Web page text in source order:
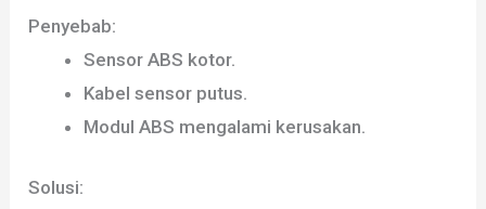
Penyebab:
Sensor ABS kotor.
Kabel sensor putus.
Modul ABS mengalami kerusakan.
Solusi: